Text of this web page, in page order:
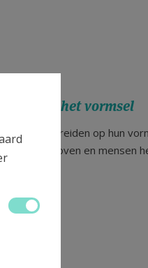
naar het vormsel
voorbereiden op hun
bidden, geloven en mensen